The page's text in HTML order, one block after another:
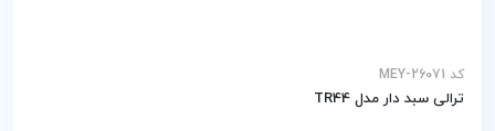
کد MEY-26071
ترالی سبد دار مدل TR44